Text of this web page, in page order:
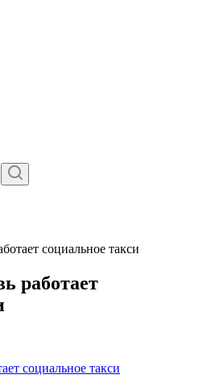
социальное такси
работает